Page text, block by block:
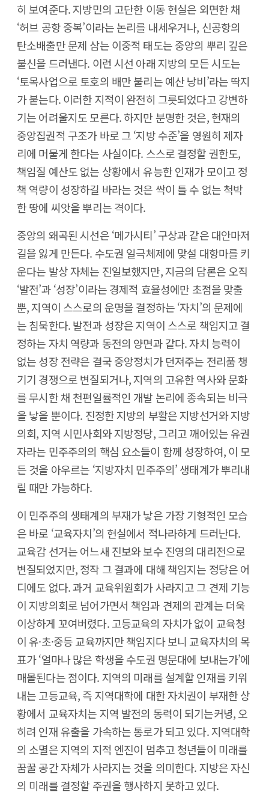
히 보여준다. 지방민의 고단한 이동 현실은 외면한 채
‘허브 공항 중복’이라는 논리를 내세우거나, 신공항의
탄소배출만 문제 삼는 이중적 태도는 중앙의 뿌리 깊은
불신을 드러낸다. 이런 시선 아래 지방의 모든 시도는
‘토목사업으로 토호의 배만 불리는 예산 낭비’라는 딱지
가 붙는다. 이러한 지적이 완전히 그릇되었다고 강변하
기는 어려울지도 모른다. 하지만 분명한 것은, 현재의
중앙집권적 구조가 바로 그 ‘지방 수준’을 영원히 제자
리에 머물게 한다는 사실이다. 스스로 결정할 권한도,
책임질 예산도 없는 상황에서 유능한 인재가 모이고 정
책 역량이 성장하길 바라는 것은 싹이 틀 수 없는 척박
한 땅에 씨앗을 뿌리는 격이다.
중앙의 왜곡된 시선은 ‘메가시티’ 구상과 같은 대안마저
길을 잃게 만든다. 수도권 일극체제에 맞설 대항마를 키
운다는 발상 자체는 진일보했지만, 지금의 담론은 오직
‘발전’과 ‘성장’이라는 경제적 효율성에만 초점을 맞출
뿐, 지역이 스스로의 운명을 결정하는 ‘자치’의 문제에
는 침묵한다. 발전과 성장은 지역이 스스로 책임지고 결
정하는 자치 역량과 동전의 양면과 같다. 자치 능력이
없는 성장 전략은 결국 중앙정치가 던져주는 전리품 챙
기기 경쟁으로 변질되거나, 지역의 고유한 역사와 문화
를 무시한 채 천편일률적인 개발 논리에 종속되는 비극
을 낳을 뿐이다. 진정한 지방의 부활은 지방선거와 지방
의회, 지역 시민사회와 지방정당, 그리고 깨어있는 유권
자라는 민주주의의 핵심 요소들이 함께 성장하여, 이 모
든 것을 아우르는 ‘지방자치 민주주의’ 생태계가 뿌리내
릴 때만 가능하다.
이 민주주의 생태계의 부재가 낳은 가장 기형적인 모습
은 바로 ‘교육자치’의 현실에서 적나라하게 드러난다.
교육감 선거는 어느새 진보와 보수 진영의 대리전으로
변질되었지만, 정작 그 결과에 대해 책임지는 정당은 어
디에도 없다. 과거 교육위원회가 사라지고 그 견제 기능
이 지방의회로 넘어가면서 책임과 견제의 관계는 더욱
이상하게 꼬여버렸다. 고등교육의 자치가 없이 교육청
이 유·초·중등 교육까지만 책임지다 보니 교육자치의 목
표가 ‘얼마나 많은 학생을 수도권 명문대에 보내는가’에
매몰된다는 점이다. 지역의 미래를 설계할 인재를 키워
내는 고등교육, 즉 지역대학에 대한 자치권이 부재한 상
황에서 교육자치는 지역 발전의 동력이 되기는커녕, 오
히려 인재 유출을 가속하는 통로가 되고 있다. 지역대학
의 소멸은 지역의 지적 엔진이 멈추고 청년들이 미래를
꿈꿀 공간 자체가 사라지는 것을 의미한다. 지방은 자신
의 미래를 결정할 주권을 행사하지 못하고 있다.